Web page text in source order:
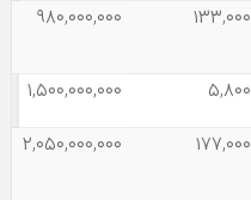
۱۳۳,۰۰۰ ۹۸۰,۰۰۰,۰۰۰
۵,۸۰۰
۱,۵۰۰,۰۰۰,۰۰۰
۱۷۷,۰۰۰ ۲,۰۵۰,۰۰۰,۰۰۰